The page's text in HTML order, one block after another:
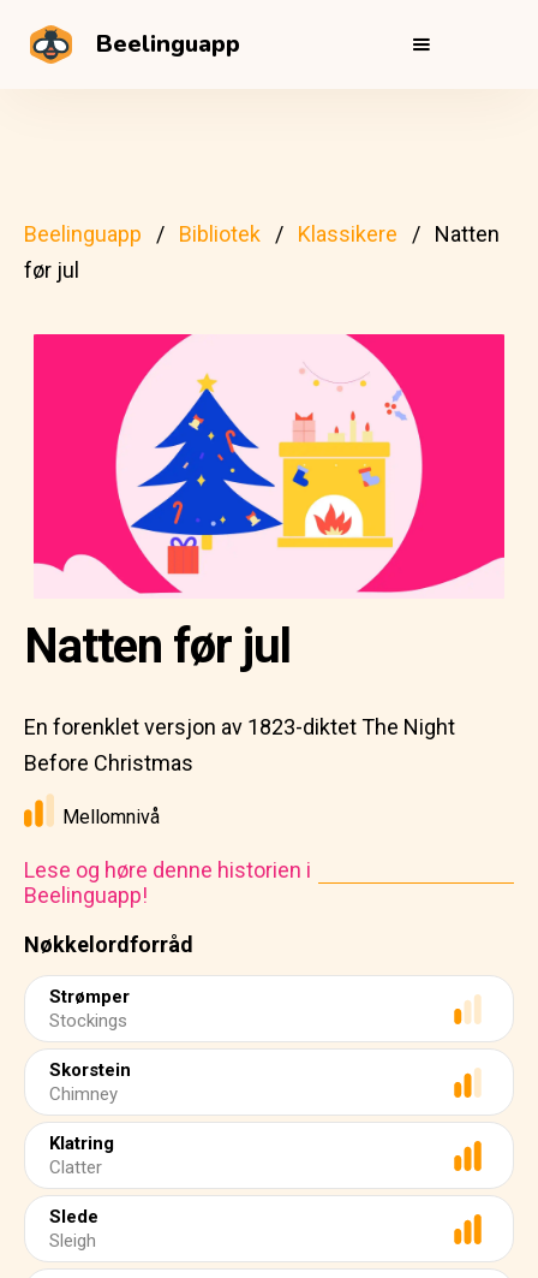
Beelinguapp
Beelinguapp Bibliotek Klassikere
Natten
før jul
Nøkkelordforråd
Strømper
Stockings
Skorstein
Chimney
Klatring
Clatter
Slede
Sleigh
Natten før jul
En forenklet versjon av 1823-diktet The Night
Before Christmas
Mellomnivå
Lese og høre denne historien i
Beelinguapp!